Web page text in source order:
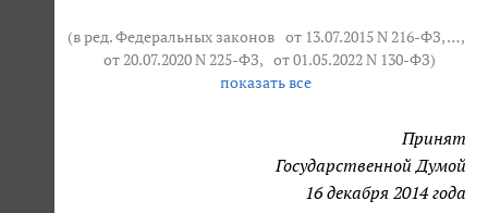
(в ред. Федеральных законов от 13.07.2015 N 216-ФЗ, … ,
от 20.07.2020 N 225-ФЗ, от 01.05.2022 N 130-ФЗ)
показать все
Принят
Государственной Думой
16 декабря 2014 года